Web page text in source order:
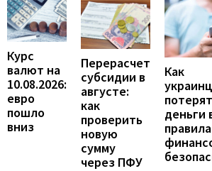
Курс
валют на
10.08.2026:
евро
пошло
вниз
Перерасчет
субсидии в
августе:
как
проверить
новую
сумму
через ПФУ
Как
деньги
правила